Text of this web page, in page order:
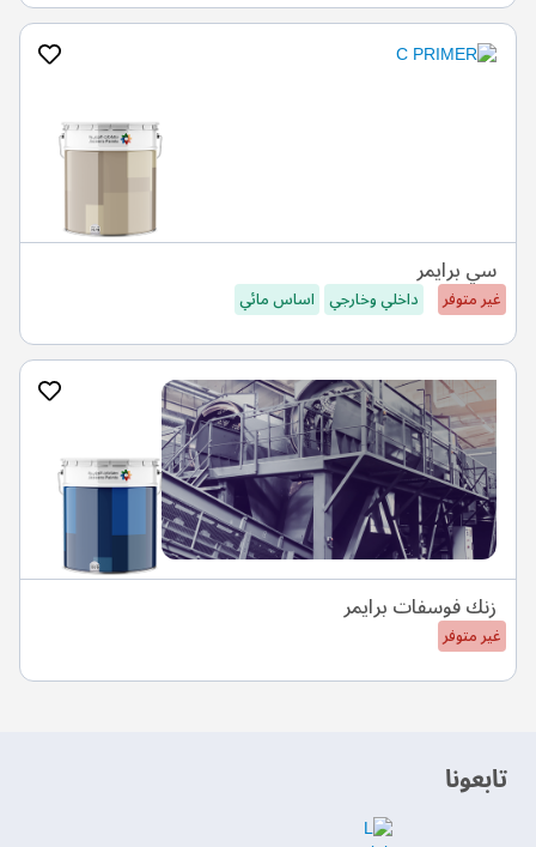
سي برايمر
غير متوفر داخلي وخارجي اساس مائي
زنك فوسفات برايمر
غير متوفر
‫تابعونا‬